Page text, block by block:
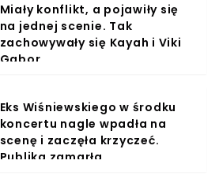
Miały konflikt, a pojawiły się
na jednej scenie. Tak
zachowywały się Kayah i Viki
Gabor
Eks Wiśniewskiego w środku
koncertu nagle wpadła na
scenę i zaczęła krzyczeć.
Publika zamarła